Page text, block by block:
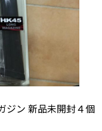
ジン 新品未開封４個